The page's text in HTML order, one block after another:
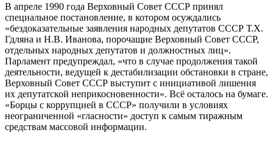
В апреле 1990 года Верховный Совет СССР принял
специальное постановление, в котором осуждались
«бездоказательные заявления народных депутатов СССР Т.Х.
Гдляна и Н.В. Иванова, порочащие Верховный Совет СССР,
отдельных народных депутатов и должностных лиц».
Парламент предупреждал, «что в случае продолжения такой
деятельности, ведущей к дестабилизации обстановки в стране,
Верховный Совет СССР выступит с инициативой лишения
их депутатской неприкосновенности». Всё осталось на бумаге.
«Борцы с коррупцией в СССР» получили в условиях
неограниченной «гласности» доступ к самым тиражным
средствам массовой информации.